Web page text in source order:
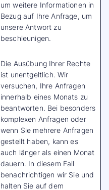
um weitere Informationen in
Bezug auf Ihre Anfrage, um
unsere Antwort zu
beschleunigen.
Die Ausübung Ihrer Rechte
ist unentgeltlich. Wir
versuchen, Ihre Anfragen
innerhalb eines Monats zu
beantworten. Bei besonders
komplexen Anfragen oder
wenn Sie mehrere Anfragen
gestellt haben, kann es
auch länger als einen Monat
dauern. In diesem Fall
benachrichtigen wir Sie und
halten Sie auf dem